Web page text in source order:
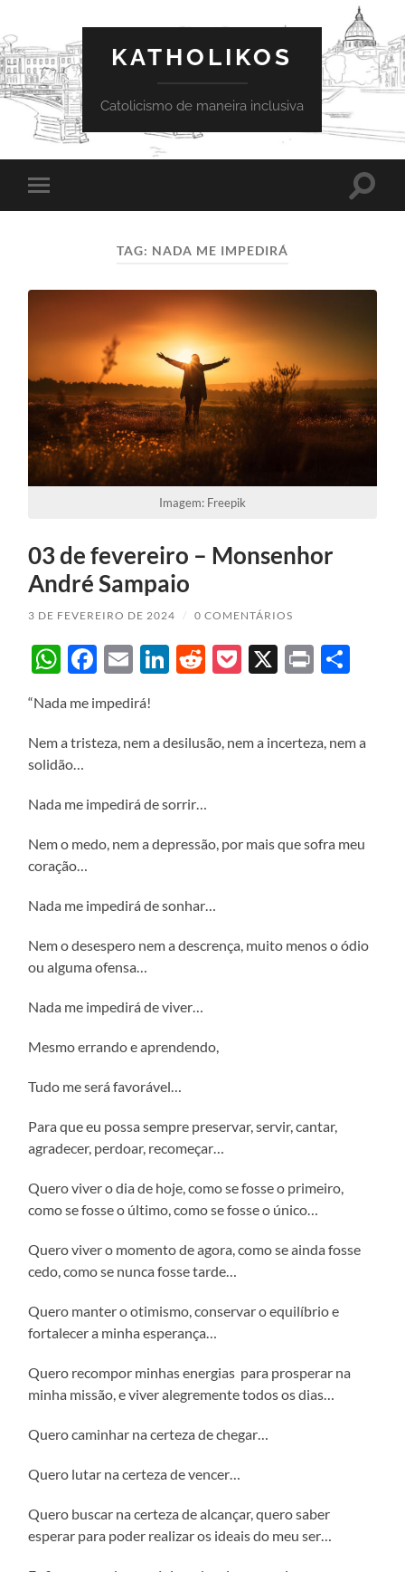
KATHOLIKOS
Catolicismo de maneira inclusiva
Toggle
mobile
Toggle
TAG: NADA ME IMPEDIRÁ
Imagem: Freepik
03 de fevereiro – Monsenhor
André Sampaio
3 DE FEVEREIRO DE 2024 / 0 COMENTÁRIOS
WhatsApp
Facebook
EmailLinkedIn
Reddit
Pocket
X Print
“Nada me impedirá!
Nem a tristeza, nem a desilusão, nem a incerteza, nem a
solidão…
Nada me impedirá de sorrir…
Nem o medo, nem a depressão, por mais que sofra meu
coração…
Nada me impedirá de sonhar…
Nem o desespero nem a descrença, muito menos o ódio
ou alguma ofensa…
Nada me impedirá de viver…
Mesmo errando e aprendendo,
Tudo me será favorável…
Para que eu possa sempre preservar, servir, cantar,
agradecer, perdoar, recomeçar…
Quero viver o dia de hoje, como se fosse o primeiro,
como se fosse o último, como se fosse o único…
Quero viver o momento de agora, como se ainda fosse
cedo, como se nunca fosse tarde…
Quero manter o otimismo, conservar o equilíbrio e
fortalecer a minha esperança…
Quero recompor minhas energias para prosperar na
minha missão, e viver alegremente todos os dias…
Quero caminhar na certeza de chegar…
Quero lutar na certeza de vencer…
Quero buscar na certeza de alcançar, quero saber
esperar para poder realizar os ideais do meu ser…